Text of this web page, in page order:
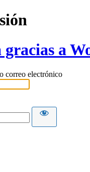
a
correo electrónico